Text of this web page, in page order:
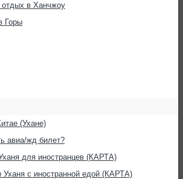
в Ханчжоу
Горы
(Ухане)
авиа/жд билет?
для иностранцев (КАРТА)
Уханя с иностранной едой (КАРТА)